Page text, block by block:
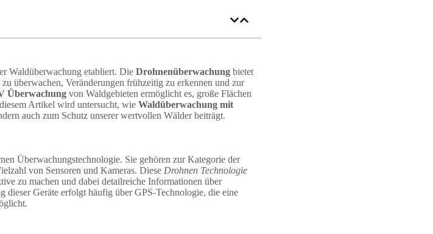
Waldüberwachung etabliert. Die Drohnenüberwachung bietet
überwachen, Veränderungen frühzeitig zu erkennen und zur
Überwachung von Waldgebieten ermöglicht es, große Flächen
Artikel wird untersucht, wie Waldüberwachung mit
auch zum Schutz unserer wertvollen Wälder beiträgt.
Überwachungstechnologie. Sie gehören zur Kategorie der
von Sensoren und Kameras. Diese Drohnen Technologie
zu machen und dabei detailreiche Informationen über
dieser Geräte erfolgt häufig über GPS-Technologie, die eine